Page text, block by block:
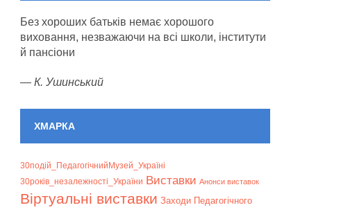
Без хороших батьків немає хорошого
виховання, незважаючи на всі школи, інститути
й пансіони
— К. Ушинський
ХМАРКА
30подій_ПедагогічнийМузей_Україні
30років_незалежності_України Bиставки Анонси виставок
Віртуальні виставки Заходи Педагогічного